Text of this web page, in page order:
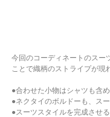
今回のコーディネートのスー
ことで織柄のストライプが現
●合わせた小物はシャツも含
●ネクタイのボルドーも、ス
●スーツスタイルを完成させ